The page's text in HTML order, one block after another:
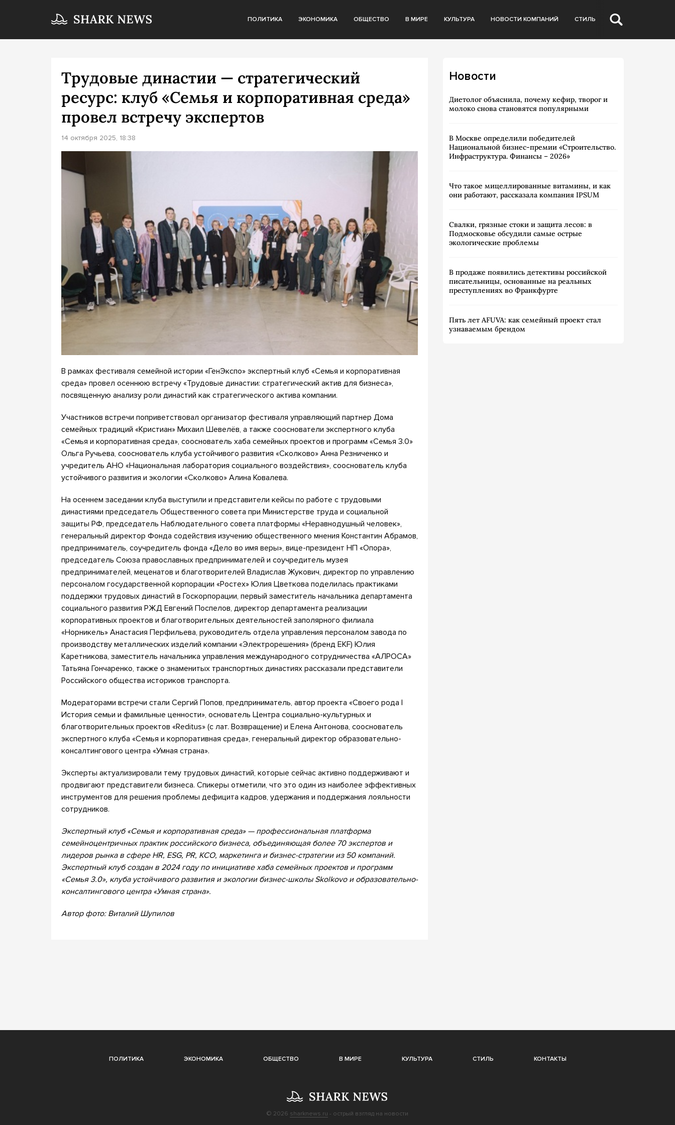
ПОЛИТИКА ЭКОНОМИКА ОБЩЕСТВО В МИРЕ КУЛЬТУРА НОВОСТИ КОМПАНИЙ СТИЛЬ
Трудовые династии — стратегический
ресурс: клуб «Семья и корпоративная среда»
провел встречу экспертов
14 октября 2025, 18:38
В рамках фестиваля семейной истории «ГенЭкспо» экспертный клуб «Семья и корпоративная
среда» провел осеннюю встречу «Трудовые династии: стратегический актив для бизнеса»,
посвященную анализу роли династий как стратегического актива компании.
Участников встречи поприветствовал организатор фестиваля управляющий партнер Дома
семейных традиций «Кристиан» Михаил Шевелёв, а также сооснователи экспертного клуба
«Семья и корпоративная среда», сооснователь хаба семейных проектов и программ «Семья 3.0»
Ольга Ручьева, сооснователь клуба устойчивого развития «Сколково» Анна Резниченко и
учредитель AНО «Национальная лаборатория социального воздействия», сооснователь клуба
устойчивого развития и экологии «Сколково» Алина Ковалева.
На осеннем заседании клуба выступили и представители кейсы по работе с трудовыми
династиями председатель Общественного совета при Министерстве труда и социальной
защиты РФ, председатель Наблюдательного совета платформы «Неравнодушный человек»,
генеральный директор Фонда содействия изучению общественного мнения Константин Абрамов,
предприниматель, соучредитель фонда «Дело во имя веры», вице-президент НП «Опора»,
председатель Союза православных предпринимателей и соучредитель музея
предпринимателей, меценатов и благотворителей Владислав Жукович, директор по управлению
персоналом государственной корпорации «Ростех» Юлия Цветкова поделилась практиками
поддержки трудовых династий в Госкорпорации, первый заместитель начальника департамента
социального развития РЖД Евгений Поспелов, директор департамента реализации
корпоративных проектов и благотворительных деятельностей заполярного филиала
«Норникель» Анастасия Перфильева, руководитель отдела управления персоналом завода по
производству металлических изделий компании «Электрорешения» (бренд EKF) Юлия
Каретникова, заместитель начальника управления международного сотрудничества «АЛРОСА»
Татьяна Гончаренко, также о знаменитых транспортных династиях рассказали представители
Российского общества историков транспорта.
Модераторами встречи стали Сергий Попов, предприниматель, автор проекта «Своего рода |
История семьи и фамильные ценности», основатель Центра социально-культурных и
благотворительных проектов «Reditus» (c лат. Возвращение) и Елена Антонова, сооснователь
экспертного клуба «Семья и корпоративная среда», генеральный директор образовательно-
консалтингового центра «Умная страна».
Эксперты актуализировали тему трудовых династий, которые сейчас активно поддерживают и
продвигают представители бизнеса. Спикеры отметили, что это один из наиболее эффективных
инструментов для решения проблемы дефицита кадров, удержания и поддержания лояльности
сотрудников.
Экспертный клуб «Семья и корпоративная среда» — профессиональная платформа
семейноцентричных практик российского бизнеса, объединяющая более 70 экспертов и
лидеров рынка в сфере HR, ESG, PR, КСО, маркетинга и бизнес-стратегии из 50 компаний.
Экспертный клуб создан в 2024 году по инициативе хаба семейных проектов и программ
«Семья 3.0», клуба устойчивого развития и экологии бизнес-школы Skolkovo и образовательно-
консалтингового центра «Умная страна».
Автор фото: Виталий Шупилов
Новости
Диетолог объяснила, почему кефир, творог и
молоко снова становятся популярными
В Москве определили победителей
Национальной бизнес-премии «Строительство.
Инфраструктура. Финансы – 2026»
Что такое мицеллированные витамины, и как
они работают, рассказала компания IPSUM
Свалки, грязные стоки и защита лесов: в
Подмосковье обсудили самые острые
экологические проблемы
В продаже появились детективы российской
писательницы, основанные на реальных
преступлениях во Франкфурте
Пять лет AFUVA: как семейный проект стал
узнаваемым брендом
ПОЛИТИКА ЭКОНОМИКА ОБЩЕСТВО В МИРЕ КУЛЬТУРА СТИЛЬ КОНТАКТЫ
© 2026 sharknews.ru - острый взгляд на новости